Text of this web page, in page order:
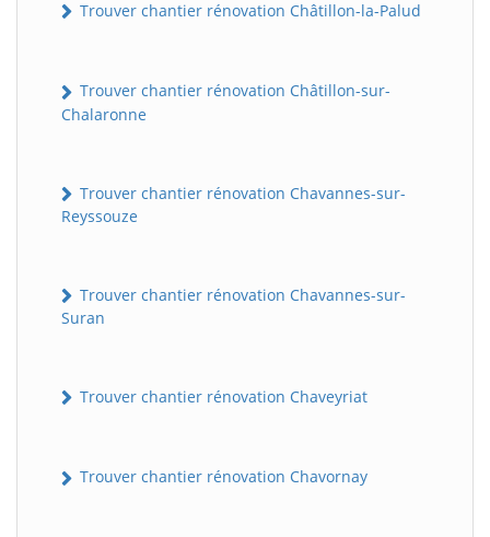
Trouver chantier rénovation Châtillon-la-Palud
Trouver chantier rénovation Châtillon-sur-
Chalaronne
Trouver chantier rénovation Chavannes-sur-
Reyssouze
Trouver chantier rénovation Chavannes-sur-
Suran
Trouver chantier rénovation Chaveyriat
Trouver chantier rénovation Chavornay